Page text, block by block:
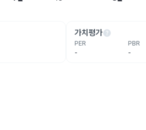
가치평가help
PER
-
PBR
-